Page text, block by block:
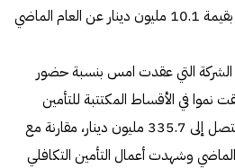
نسبته 18.2 %مقارنة مع ربح بقيمة 10.1 مليون دينار عن العام الماضي
التي عقدت امس بنسبة حضور
نموا في الأقساط المكتتبة للتأمين
التقليدي بنسبة 10.2 بالمائة لتصل إلى 335.7 مليون دينار، مقارنة مع
الماضي وشهدت أعمال التأمين التكافلي